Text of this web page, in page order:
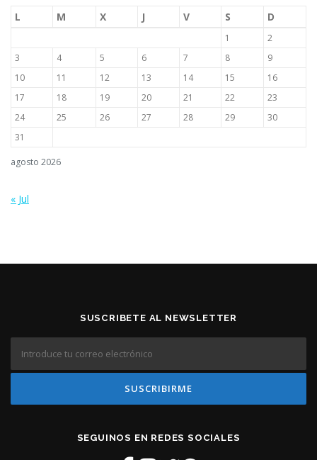
agosto 2026
L M X J V S D
1
2
3
4 5 6 7 8
9
10
11 12 13 14 15
16
17
18 19 20 21 22
23
24
25 26 27 28 29
30
31
« Jul
SUSCRIBETE AL NEWSLETTER
SEGUINOS EN REDES SOCIALES